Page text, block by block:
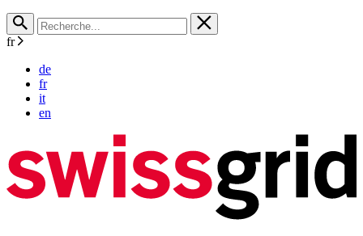
fr
de
fr
it
en